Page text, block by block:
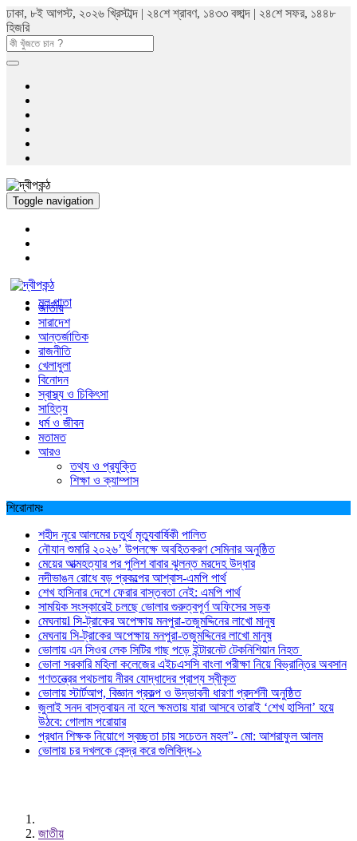
ঢাকা, ৮ই আগস্ট, ২০২৬ খ্রিস্টাব্দ | ২৪শে শ্রাবণ, ১৪৩৩ বঙ্গাব্দ | ২৪শে সফর, ১৪৪৮
হিজরি
Toggle navigation
মুল পাতা
জাতীয়
সারাদেশ
আন্তর্জাতিক
রাজনীতি
খেলাধুলা
বিনোদন
স্বাস্থ্য ও চিকিৎসা
সাহিত্য
ধর্ম ও জীবন
মতামত
আরও
তথ্য ও প্রযুক্তি
শিক্ষা ও ক্যাম্পাস
শিরোনামঃ
শহীদ নূরে আলমের চতুর্থ মৃত্যুবার্ষিকী পালিত
নৌযান শুমারি ২০২৬’ উপলক্ষে অবহিতকরণ সেমিনার অনুষ্ঠিত
মেয়ের আত্মহত্যার পর পুলিশ বাবার ঝুলন্ত মরদেহ উদ্ধার
নদীভাঙন রোধে বড় প্রকল্পের আশ্বাস-এমপি পার্থ
শেখ হাসিনার দেশে ফেরার বাস্তবতা নেই: এমপি পার্থ
সাময়িক সংস্কারেই চলছে ভোলার গুরুত্বপূর্ণ অফিসের সড়ক
মেঘনায়l সি-ট্রাকের অপেক্ষায় মনপুরা-তজুমদ্দিনের লাখো মানুষ
মেঘনায় সি-ট্রাকের অপেক্ষায় মনপুরা-তজুমদ্দিনের লাখো মানুষ
ভোলায় এন সিওর লেক সিটির গাছ পড়ে ইন্টারনেট টেকনিশিয়ান নিহত
ভোলা সরকারি মহিলা কলেজের এইচএসসি বাংলা পরীক্ষা নিয়ে বিভ্রান্তির অবসান
গণতন্ত্রের পথচলায় নীরব যোদ্ধাদের প্রাপ্য স্বীকৃত
ভোলায় স্টার্টআপ, বিজ্ঞান প্রকল্প ও উদ্ভাবনী ধারণা প্রদর্শনী অনুষ্ঠিত
জুলাই সনদ বাস্তবায়ন না হলে ক্ষমতায় যারা আসবে তারাই ‘শেখ হাসিনা’ হয়ে
উঠবে: গোলাম পরোয়ার
প্রধান শিক্ষক নিয়োগে স্বচ্ছতা চায় সচেতন মহল”- মো: আশরাফুল আলম
ভোলায় চর দখলকে কেন্দ্র করে গুলিবিদ্ধ-১
জাতীয়